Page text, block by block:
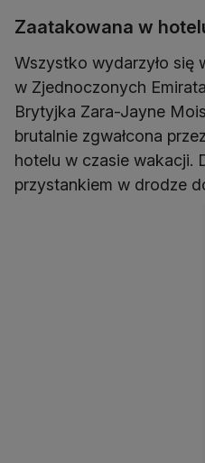
Zaatakowana w
Wszystko wydarzyło się
w Zjednoczonych
Brytyjka Zara-Jayne
brutalnie zgwałcona
hotelu w czasie wakacji.
przystankiem w drodze